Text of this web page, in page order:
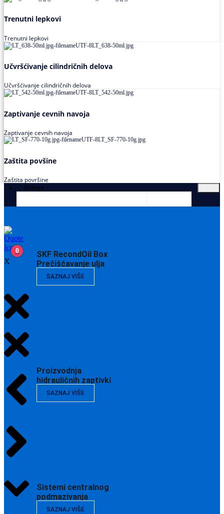
Trenutni lepkovi
Trenutni lepkovi
Učvršćivanje cilindričnih delova
Učvršćivanje cilindričnih delova
Zaptivanje cevnih navoja
Zaptivanje cevnih navoja
Zaštita povšine
Zaštita površine
Usluge
SKF RecondOil Box
Prečišćavanje ulja
SAZNAJ VIŠE
Proizvodnja
hidrauličnih zaptivki
SAZNAJ VIŠE
Sistemi centralnog
podmazivanja
SAZNAJ VIŠE
0
X